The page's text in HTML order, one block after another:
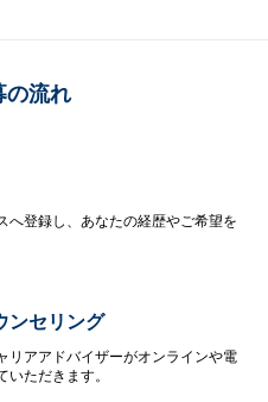
の流れ
へ登録し、あなたの経歴やご希望を
ンセリング
リアアドバイザーがオンラインや電
いただきます。